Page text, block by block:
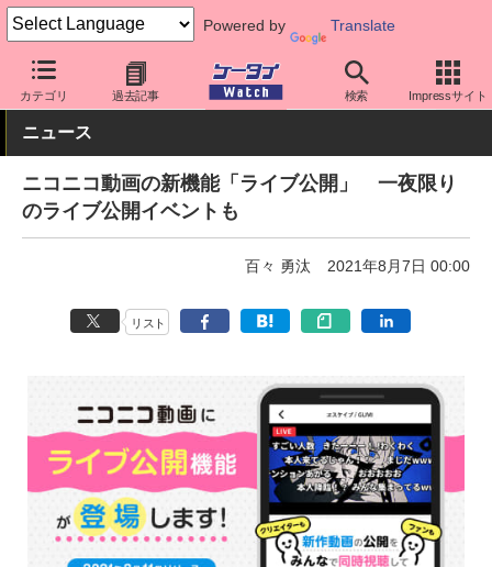
Powered by Translate
カテゴリ 過去記事 検索 Impressサイト
ケータイ Watch アプリ・サービス 動画・音楽・ゲーム
ニュース
ニコニコ動画の新機能「ライブ公開」 一夜限り
のライブ公開イベントも
百々 勇汰 2021年8月7日 00:00
リスト